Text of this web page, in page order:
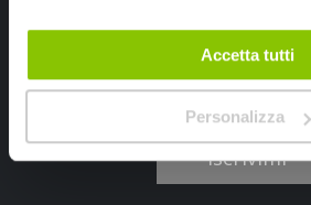
Accetta tutti
Personalizza
Ho letto e accettato il documento
Iscrivimi